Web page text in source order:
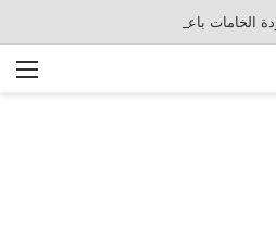
الخامات باعتماد عالمي جديد